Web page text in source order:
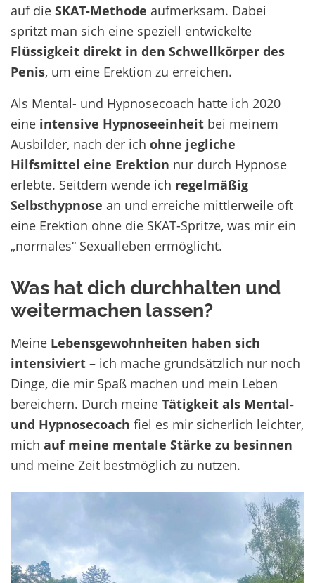
auf die SKAT-Methode aufmerksam. Dabei
spritzt man sich eine speziell entwickelte
Flüssigkeit direkt in den Schwellkörper des
Penis, um eine Erektion zu erreichen.
Als Mental- und Hypnosecoach hatte ich 2020
eine intensive Hypnoseeinheit bei meinem
Ausbilder, nach der ich ohne jegliche
Hilfsmittel eine Erektion nur durch Hypnose
erlebte. Seitdem wende ich regelmäßig
Selbsthypnose an und erreiche mittlerweile oft
eine Erektion ohne die SKAT-Spritze, was mir ein
„normales“ Sexualleben ermöglicht.
Was hat dich durchhalten und
weitermachen lassen?
Meine Lebensgewohnheiten haben sich
intensiviert – ich mache grundsätzlich nur noch
Dinge, die mir Spaß machen und mein Leben
bereichern. Durch meine Tätigkeit als Mental-
und Hypnosecoach fiel es mir sicherlich leichter,
mich auf meine mentale Stärke zu besinnen
und meine Zeit bestmöglich zu nutzen.